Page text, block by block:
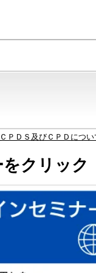
ＣＰＤＳ及びＣＰＤにつ
クリック